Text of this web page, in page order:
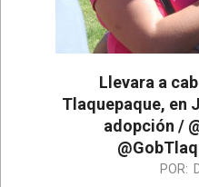
Llevara a
Tlaquepaque, en
adopción /
POR: